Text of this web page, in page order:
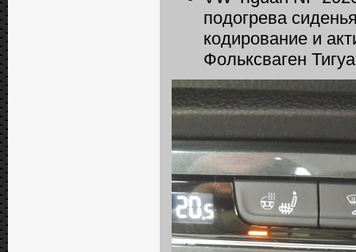
подогрева
кодирование и
Фольксваген